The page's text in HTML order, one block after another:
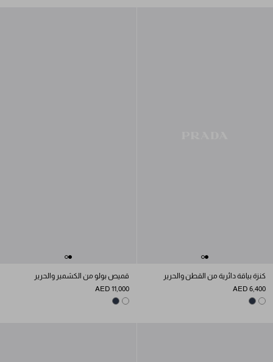
كنزة بياقة دائرية من القطن والحرير
AED 6,400
WHITE
NAVY
قميص بولو من الكشمير والحرير
AED 11,000
WHITE
NAVY